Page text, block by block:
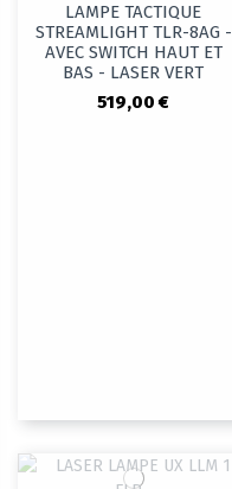
LAMPE TACTIQUE
STREAMLIGHT TLR-8AG -
AVEC SWITCH HAUT ET
BAS - LASER VERT
519,00 €